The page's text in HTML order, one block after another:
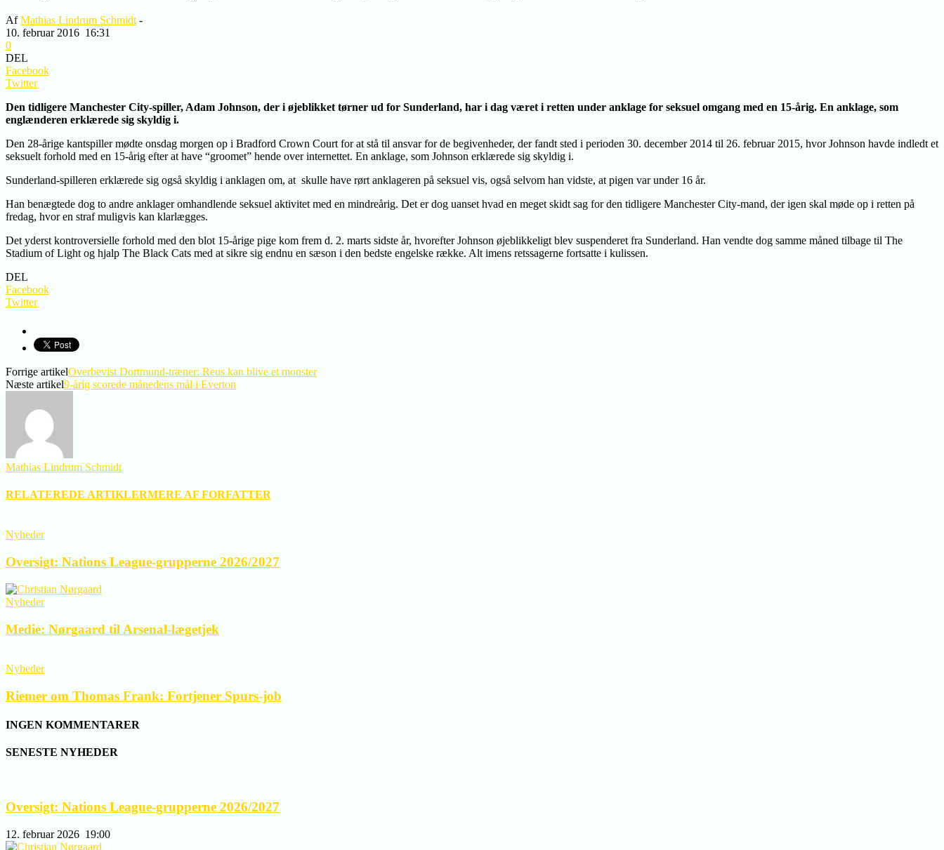
AfMathias Lindrum Schmidt -
10. februar 2016 16:31
0
DEL
Facebook
Twitter
Den tidligere Manchester City-spiller, Adam Johnson, der i øjeblikket tørner ud for Sunderland, har i dag været i retten under anklage for seksuel omgang med en 15-årig. En anklage, som
englænderen erklærede sig skyldig i.
Den 28-årige kantspiller mødte onsdag morgen op i Bradford Crown Court for at stå til ansvar for de begivenheder, der fandt sted i perioden 30. december 2014 til 26. februar 2015, hvor Johnson havde indledt et
seksuelt forhold med en 15-årig efter at have “groomet” hende over internettet. En anklage, som Johnson erklærede sig skyldig i.
Sunderland-spilleren erklærede sig også skyldig i anklagen om, at skulle have rørt anklageren på seksuel vis, også selvom han vidste, at pigen var under 16 år.
Han benægtede dog to andre anklager omhandlende seksuel aktivitet med en mindreårig. Det er dog uanset hvad en meget skidt sag for den tidligere Manchester City-mand, der igen skal møde op i retten på
fredag, hvor en straf muligvis kan klarlægges.
Det yderst kontroversielle forhold med den blot 15-årige pige kom frem d. 2. marts sidste år, hvorefter Johnson øjeblikkeligt blev suspenderet fra Sunderland. Han vendte dog samme måned tilbage til The
Stadium of Light og hjalp The Black Cats med at sikre sig endnu en sæson i den bedste engelske række. Alt imens retssagerne fortsatte i kulissen.
DEL
Facebook
Twitter
Forrige artikelOverbevist Dortmund-træner: Reus kan blive et monster
Næste artikel9-årig scorede månedens mål i Everton
Mathias Lindrum Schmidt
RELATEREDE ARTIKLERMERE AF FORFATTER
Nyheder
Oversigt: Nations League-grupperne 2026/2027
Nyheder
Medie: Nørgaard til Arsenal-lægetjek
Nyheder
Riemer om Thomas Frank: Fortjener Spurs-job
INGEN KOMMENTARER
SENESTE NYHEDER
Oversigt: Nations League-grupperne 2026/2027
12. februar 2026 19:00